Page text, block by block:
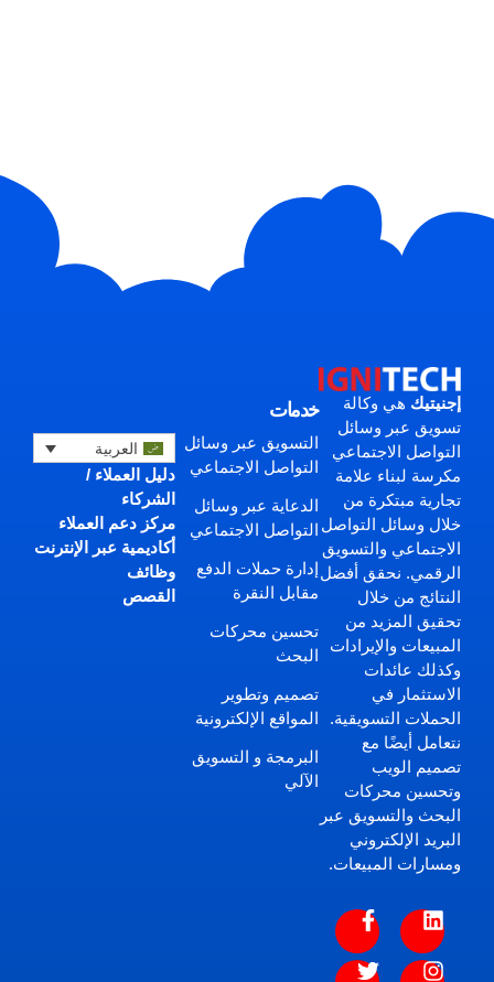
إجنيتيك هي وكالة
تسويق عبر وسائل
التواصل الاجتماعي
مكرسة لبناء علامة
تجارية مبتكرة من
خلال وسائل التواصل
الاجتماعي والتسويق
الرقمي. نحقق أفضل
النتائج من خلال
تحقيق المزيد من
المبيعات والإيرادات
وكذلك عائدات
الاستثمار في
الحملات التسويقية.
نتعامل أيضًا مع
تصميم الويب
وتحسين محركات
البحث والتسويق عبر
البريد الإلكتروني
ومسارات المبيعات.
خدمات
التسويق عبر وسائل
التواصل الاجتماعي
الدعاية عبر وسائل
التواصل الاجتماعي
إدارة حملات الدفع
مقابل النقرة
تحسين محركات
البحث
تصميم وتطوير
المواقع الإلكترونية
البرمجة و التسويق
الآلي
العربية
دليل العملاء /
الشركاء
مركز دعم العملاء
أكاديمية عبر الإنترنت
وظائف
القصص